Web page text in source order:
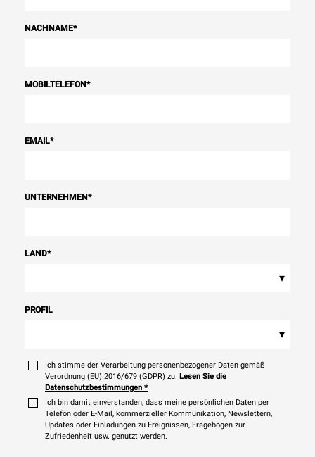
NACHNAME*
MOBILTELEFON*
EMAIL*
UNTERNEHMEN*
LAND*
▾
PROFIL
▾
Ich stimme der Verarbeitung personenbezogener Daten gemäß
Verordnung (EU) 2016/679 (GDPR) zu. Lesen Sie die
Datenschutzbestimmungen *
Ich bin damit einverstanden, dass meine persönlichen Daten per
Telefon oder E-Mail, kommerzieller Kommunikation, Newslettern,
Updates oder Einladungen zu Ereignissen, Fragebögen zur
Zufriedenheit usw. genutzt werden.